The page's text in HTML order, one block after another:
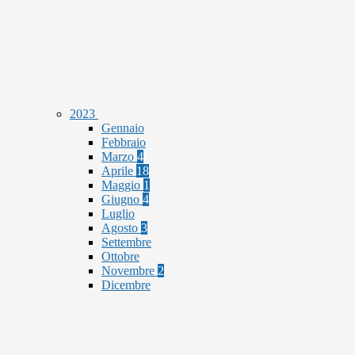
2023
Gennaio
Febbraio
Marzo 4
Aprile 18
Maggio 1
Giugno 4
Luglio
Agosto 3
Settembre
Ottobre
Novembre 2
Dicembre